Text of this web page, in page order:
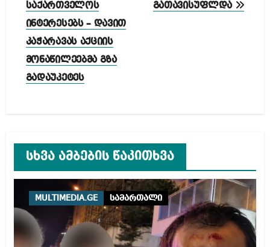
საქართველოს
ინტერესებს – დავით
კაჭარავას აქციის
მონაწილეებმა გზა
გადაუკეტეს
გათავისუფლდა
სხვა ამბების წაკითხვა
MULTIMEDIA.GE სამართალი